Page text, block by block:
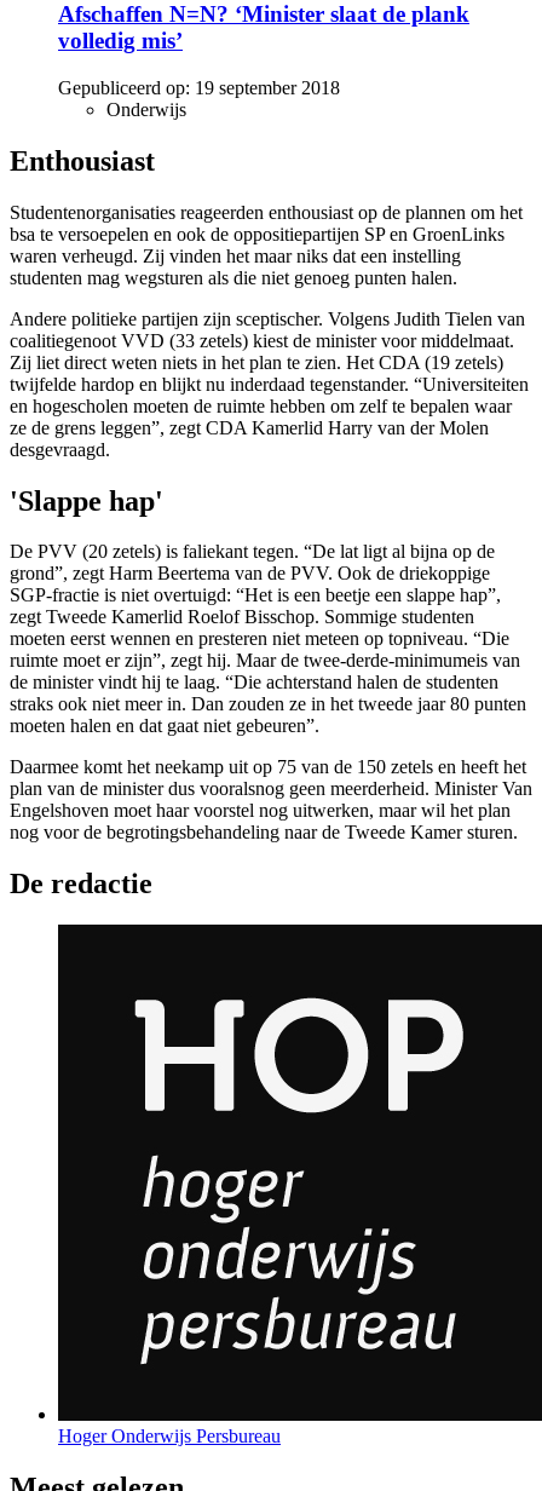
Afschaffen N=N? ‘Minister slaat de plank
volledig mis’
Gepubliceerd op: 19 september 2018
Onderwijs
Enthousiast
Studentenorganisaties reageerden enthousiast op de plannen om het
bsa te versoepelen en ook de oppositiepartijen SP en GroenLinks
waren verheugd. Zij vinden het maar niks dat een instelling
studenten mag wegsturen als die niet genoeg punten halen.
Andere politieke partijen zijn sceptischer. Volgens Judith Tielen van
coalitiegenoot VVD (33 zetels) kiest de minister voor middelmaat.
Zij liet direct weten niets in het plan te zien. Het CDA (19 zetels)
twijfelde hardop en blijkt nu inderdaad tegenstander. “Universiteiten
en hogescholen moeten de ruimte hebben om zelf te bepalen waar
ze de grens leggen”, zegt CDA Kamerlid Harry van der Molen
desgevraagd.
'Slappe hap'
De PVV (20 zetels) is faliekant tegen. “De lat ligt al bijna op de
grond”, zegt Harm Beertema van de PVV. Ook de driekoppige
SGP-fractie is niet overtuigd: “Het is een beetje een slappe hap”,
zegt Tweede Kamerlid Roelof Bisschop. Sommige studenten
moeten eerst wennen en presteren niet meteen op topniveau. “Die
ruimte moet er zijn”, zegt hij. Maar de twee-derde-minimumeis van
de minister vindt hij te laag. “Die achterstand halen de studenten
straks ook niet meer in. Dan zouden ze in het tweede jaar 80 punten
moeten halen en dat gaat niet gebeuren”.
Daarmee komt het neekamp uit op 75 van de 150 zetels en heeft het
plan van de minister dus vooralsnog geen meerderheid. Minister Van
Engelshoven moet haar voorstel nog uitwerken, maar wil het plan
nog voor de begrotingsbehandeling naar de Tweede Kamer sturen.
De redactie
Hoger Onderwijs Persbureau